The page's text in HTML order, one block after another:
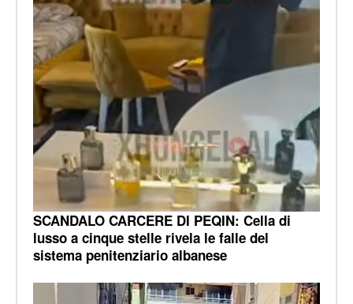
SCANDALO CARCERE DI PEQIN: Cella di
lusso a cinque stelle rivela le falle del
sistema penitenziario albanese